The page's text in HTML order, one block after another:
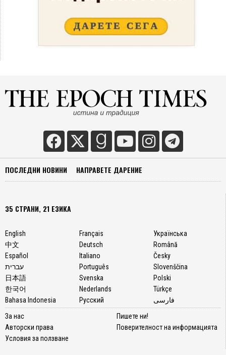
ПОСЛЕДНИ НОВИНИ НАПРАВЕТЕ ДАРЕНИЕ
35 СТРАНИ, 21 ЕЗИКА
English
中文
Español
עברית
日本語
한국어
Bahasa Indonesia
Français
Deutsch
Italiano
Português
Svenska
Nederlands
Русский
Українська
Română
Česky
Slovenščina
Polski
Türkçe
فارسی
За нас
Авторски права
Условия за ползване
Пишете ни!
Поверителност на информацията